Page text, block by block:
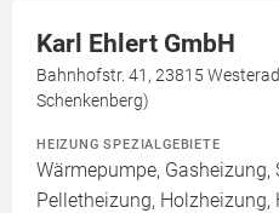
Karl Ehlert GmbH
Bahnhofstr. 41, 23815
Schenkenberg)
HEIZUNG SPEZIALGEBIETE
Wärmepumpe, Gasheizung,
Pelletheizung, Holzheizung,